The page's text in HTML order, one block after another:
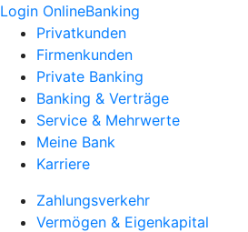
Login OnlineBanking
Privatkunden
Firmenkunden
Private Banking
Banking & Verträge
Service & Mehrwerte
Meine Bank
Karriere
Zahlungsverkehr
Vermögen & Eigenkapital